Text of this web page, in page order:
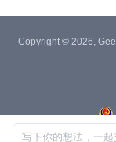
写下你的想法，一起
Copyright © 2026,